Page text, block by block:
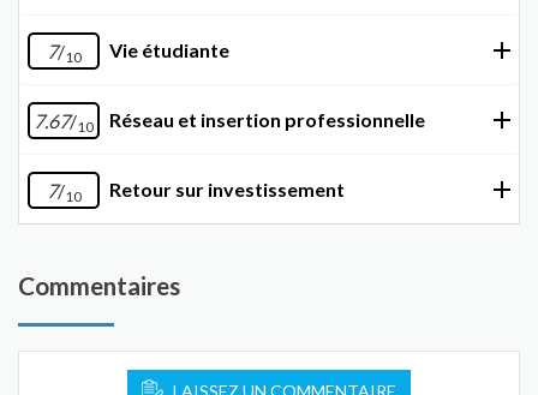
7/10 Vie étudiante
7.67/10 Réseau et insertion professionnelle
7/10 Retour sur investissement
Commentaires
LAISSEZ UN COMMENTAIRE